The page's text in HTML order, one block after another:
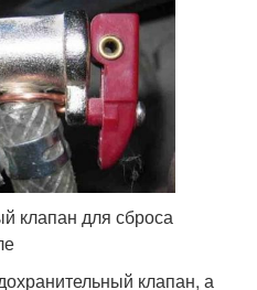
клапан для сброса
клапан, а